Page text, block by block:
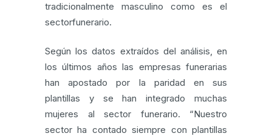
tradicionalmente masculino como es el
sectorfunerario.
Según los datos extraídos del análisis, en
los últimos años las empresas funerarias
han apostado por la paridad en sus
plantillas y se han integrado muchas
mujeres al sector funerario. “Nuestro
sector ha contado siempre con plantillas